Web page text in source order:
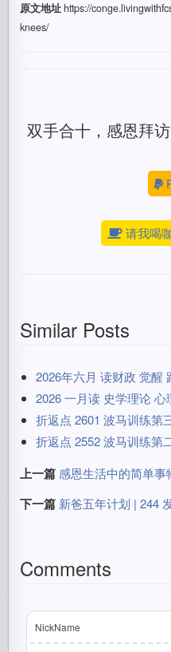
原文地址https://
knees/
双手合十，感恩拜
请我喝
Similar Posts
2026年六月 读财政 觉醒
2026 一月读 史学理论
折返点 2601 波马训练第
折返点 2552 波马训练第
上一篇 感恩生活中的简单事
下一篇 新爸五年计划 | 244
Comments
NickName